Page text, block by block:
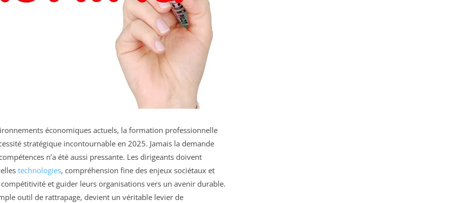
économiques actuels, la formation professionnelle
stratégique incontournable en 2025. Jamais la demande
n’a été aussi pressante. Les dirigeants doivent
technologies, compréhension fine des enjeux sociétaux et
et guider leurs organisations vers un avenir durable.
outil de rattrapage, devient un véritable levier de